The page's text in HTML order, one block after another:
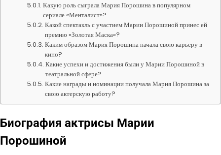
Какую роль сыграла Мария Порошина в популярном
сериале «Менталист»?
Какой спектакль с участием Марии Порошиной принес ей
премию «Золотая Маска»?
Каким образом Мария Порошина начала свою карьеру в
кино?
Какие успехи и достижения были у Марии Порошиной в
театральной сфере?
Какие награды и номинации получала Мария Порошина за
свою актерскую работу?
Биография актрисы Марии
Порошиной